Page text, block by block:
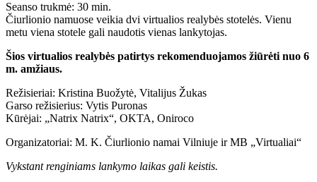
Seanso trukmė: 30 min.
Čiurlionio namuose veikia dvi virtualios realybės stotelės. Vienu
metu viena stotele gali naudotis vienas lankytojas.
Šios virtualios realybės patirtys rekomenduojamos žiūrėti nuo 6
m. amžiaus.
Režisieriai: Kristina Buožytė, Vitalijus Žukas
Garso režisierius: Vytis Puronas
Kūrėjai: „Natrix Natrix“, OKTA, Oniroco
Organizatoriai: M. K. Čiurlionio namai Vilniuje ir MB „Virtualiai“
Vykstant renginiams lankymo laikas gali keistis.